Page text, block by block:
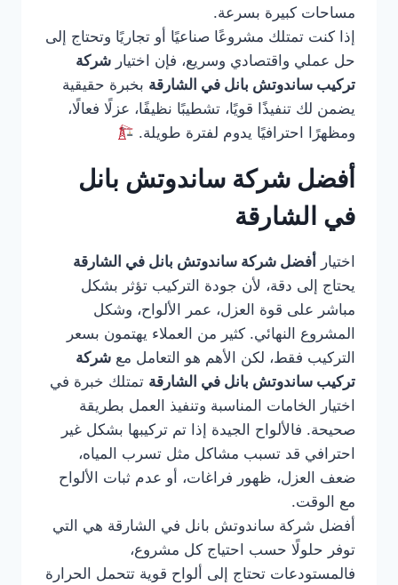
مساحات كبيرة بسرعة.
إذا كنت تمتلك مشروعًا صناعيًا أو تجاريًا وتحتاج إلى
حل عملي واقتصادي وسريع، فإن اختيار شركة
تركيب ساندوتش بانل في الشارقة بخبرة حقيقية
يضمن لك تنفيذًا قويًا، تشطيبًا نظيفًا، عزلًا فعالًا،
ومظهرًا احترافيًا يدوم لفترة طويلة.
أفضل شركة ساندوتش بانل
في الشارقة
اختيار
أفضل شركة ساندوتش بانل في الشارقة
يحتاج إلى دقة، لأن جودة التركيب تؤثر بشكل
مباشر على قوة العزل، عمر الألواح، وشكل
المشروع النهائي. كثير من العملاء يهتمون بسعر
التركيب فقط، لكن الأهم هو التعامل مع شركة
تركيب ساندوتش بانل في الشارقة تمتلك خبرة في
اختيار الخامات المناسبة وتنفيذ العمل بطريقة
صحيحة. فالألواح الجيدة إذا تم تركيبها بشكل غير
احترافي قد تسبب مشاكل مثل تسرب المياه،
ضعف العزل، ظهور فراغات، أو عدم ثبات الألواح
مع الوقت.
أفضل شركة ساندوتش بانل في الشارقة هي التي
توفر حلولًا حسب احتياج كل مشروع،
فالمستودعات تحتاج إلى ألواح قوية تتحمل الحرارة